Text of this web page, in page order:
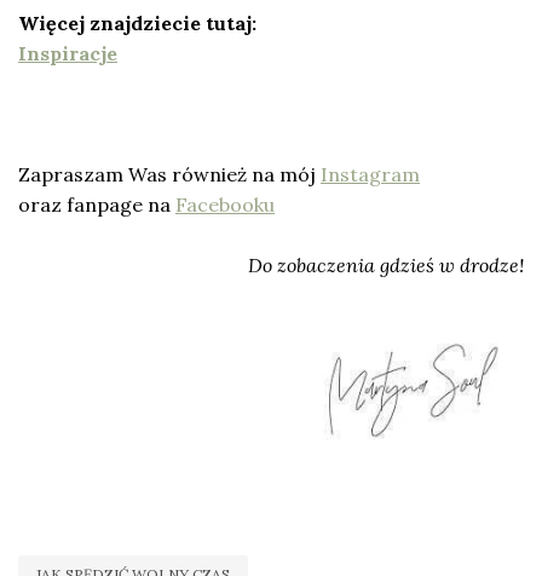
Więcej znajdziecie tutaj:
Inspiracje
Zapraszam Was również na mój Instagram
oraz fanpage na Facebooku
Do zobaczenia gdzieś w drodze!